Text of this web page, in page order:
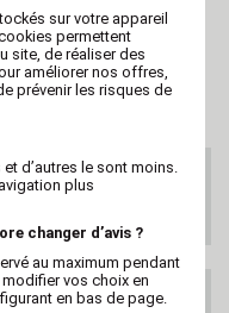
38
sur votre appareil
permettent
site, de réaliser des
améliorer nos offres,
prévenir les risques de
d’autres le sont moins.
plus
changer d’avis ?
au maximum pendant
vos choix en
en bas de page.